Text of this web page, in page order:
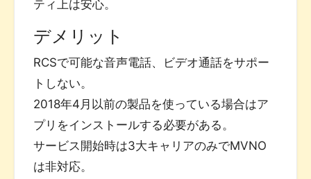
ティ上は安心。
デメリット
RCSで可能な音声電話、ビデオ通話をサポー
トしない。
2018年4月以前の製品を使っている場合はア
プリをインストールする必要がある。
サービス開始時は3大キャリアのみでMVNO
は非対応。